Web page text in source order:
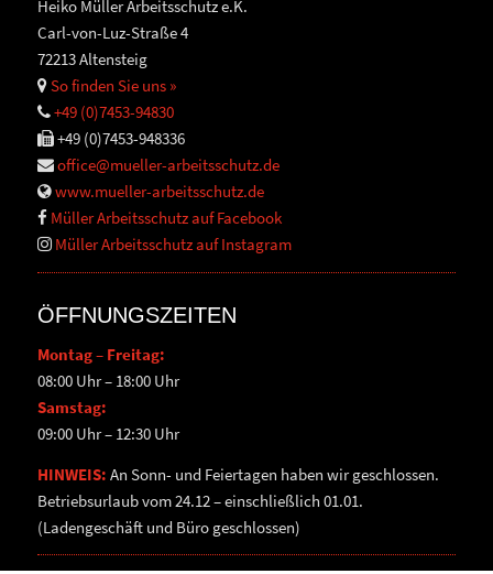
Heiko Müller Arbeitsschutz e.K.
Carl-von-Luz-Straße 4
72213 Altensteig
So finden Sie uns »
+49 (0)7453-94830
+49 (0)7453-948336
office@mueller-arbeitsschutz.de
www.mueller-arbeitsschutz.de
Müller Arbeitsschutz auf Facebook
Müller Arbeitsschutz auf Instagram
ÖFFNUNGSZEITEN
Montag – Freitag:
08:00 Uhr – 18:00 Uhr
Samstag:
09:00 Uhr – 12:30 Uhr
HINWEIS: An Sonn- und Feiertagen haben wir geschlossen.
Betriebsurlaub vom 24.12 – einschließlich 01.01.
(Ladengeschäft und Büro geschlossen)